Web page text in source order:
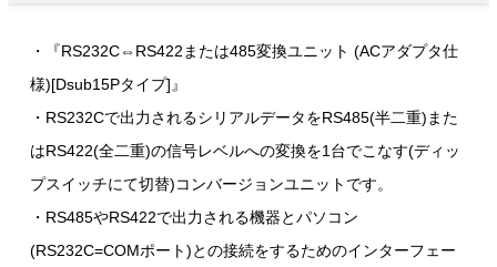
・『RS232C⇔RS422または485変換ユニット (ACアダプタ仕
様)[Dsub15Pタイプ]』
・RS232Cで出力されるシリアルデータをRS485(半二重)また
はRS422(全二重)の信号レベルへの変換を1台でこなす(ディッ
プスイッチにて切替)コンバージョンユニットです。
・RS485やRS422で出力される機器とパソコン
(RS232C=COMポート)との接続をするためのインターフェー